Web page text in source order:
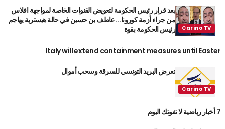
بعد قرار رئيس الحكومة لتعويض القنوات الخاصة لمواجهة افلاس
من جراء أزمة كورونا... عاطف بن حسين في حالة هيسترية يهاجم
رئيس الحكومة بقوة
Italy will extend containment measures until Easter
تعرض البريد التونسي للسرقة وسحب أموال
7 أخبار رياضية لا تفوتك اليوم